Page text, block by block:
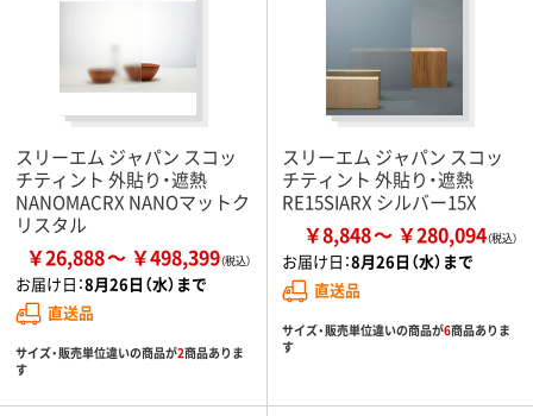
スリーエム ジャパン スコッ
チティント 外貼り・遮熱
NANOMACRX NANOマットク
リスタル
￥26,888 ￥498,399
お届け日：8月26日（水）まで
直送品
サイズ・販売単位違いの商品が2商品ありま
す
スリーエム ジャパン スコッ
チティント 外貼り・遮熱
RE15SIARX シルバー15X
￥8,848 ￥280,094
お届け日：8月26日（水）まで
直送品
サイズ・販売単位違いの商品が6商品ありま
す